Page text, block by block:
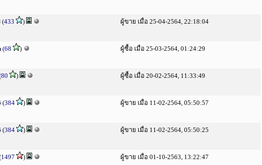
(433 ) ผู้ขาย เมื่อ 25-04-2564, 22:18:04
(68 ) ผู้ซื้อ เมื่อ 25-03-2564, 01:24:29
80 ) ผู้ซื้อ เมื่อ 20-02-2564, 11:33:49
(384 ) ผู้ขาย เมื่อ 11-02-2564, 05:50:57
(384 ) ผู้ขาย เมื่อ 11-02-2564, 05:50:25
1497 ) ผู้ขาย เมื่อ 01-10-2563, 13:22:47